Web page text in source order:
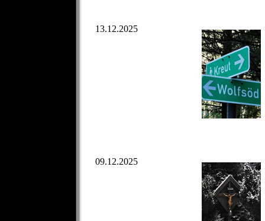
13.12.2025
09.12.2025